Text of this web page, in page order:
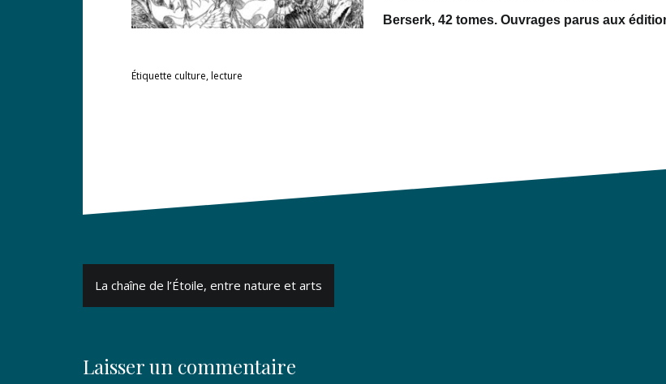
Berserk, 42 tomes. Ouvrages parus aux
Étiquette culture,lecture
Navigation
de
La chaîne de l’Étoile, entre nature et arts
Laisser un commentaire